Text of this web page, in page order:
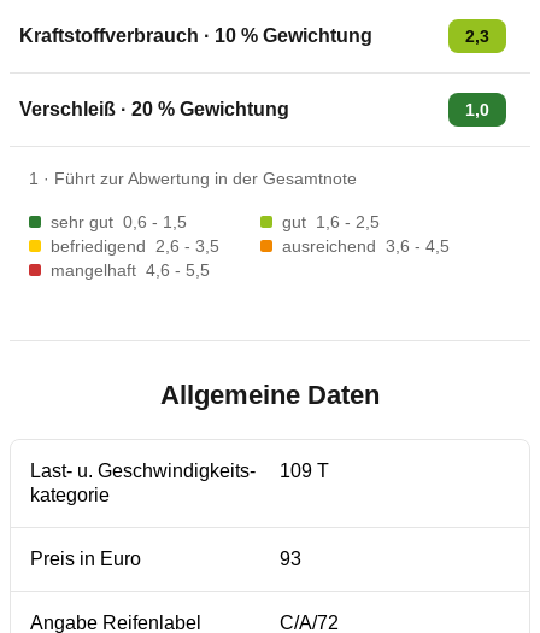
Kraftstoffverbrauch · 10 % Gewichtung 2,3
Verschleiß · 20 % Gewichtung 1,0
1 · Führt zur Abwertung in der Gesamtnote
sehr gut 0,6 - 1,5 gut 1,6 - 2,5
befriedigend
2,6 - 3,5 ausreichend 3,6 - 4,5
mangelhaft 4,6 - 5,5
Allgemeine Daten
Last- u. Geschwindigkeits-
kategorie
109 T
Preis in Euro 93
Angabe Reifenlabel C/A/72